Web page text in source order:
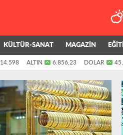
KÜLTÜR-SANAT MAGAZİN
14.598 ALTIN 6.856,23 DOLAR